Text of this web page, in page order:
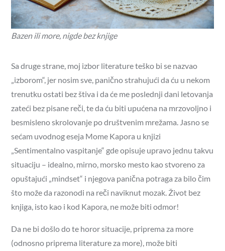
Bazen ili more, nigde bez knjige
Sa druge strane, moj izbor literature teško bi se nazvao
„izborom“, jer nosim sve, panično strahujući da ću u nekom
trenutku ostati bez štiva i da će me poslednji dani letovanja
zateći bez pisane reči, te da ću biti upućena na mrzovoljno i
besmisleno skrolovanje po društvenim mrežama. Jasno se
sećam uvodnog eseja Mome Kapora u knjizi
„Sentimentalno vaspitanje“ gde opisuje upravo jednu takvu
situaciju – idealno, mirno, morsko mesto kao stvoreno za
opuštajući „mindset“ i njegova panična potraga za bilo čim
što može da razonodi na reči naviknut mozak. Život bez
knjiga, isto kao i kod Kapora, ne može biti odmor!
Da ne bi došlo do te horor situacije, priprema za more
(odnosno priprema literature za more), može biti